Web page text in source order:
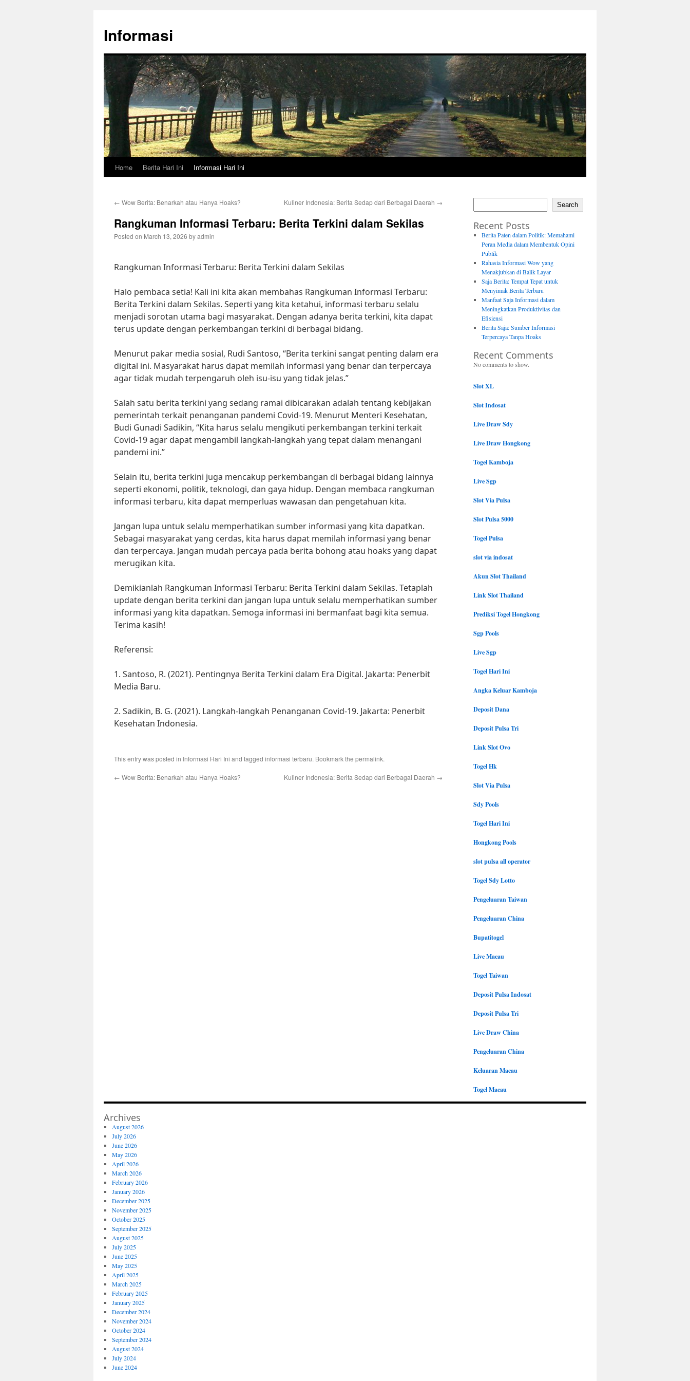
content
Informasi
Home Berita Hari Ini Informasi Hari Ini
← Wow Berita: Benarkah atau Hanya Hoaks? Kuliner Indonesia: Berita Sedap dari Berbagai Daerah →
Rangkuman Informasi Terbaru: Berita Terkini dalam Sekilas
Posted on March 13, 2026 byadmin
Rangkuman Informasi Terbaru: Berita Terkini dalam Sekilas
Halo pembaca setia! Kali ini kita akan membahas Rangkuman Informasi Terbaru:
Berita Terkini dalam Sekilas. Seperti yang kita ketahui, informasi terbaru selalu
menjadi sorotan utama bagi masyarakat. Dengan adanya berita terkini, kita dapat
terus update dengan perkembangan terkini di berbagai bidang.
Menurut pakar media sosial, Rudi Santoso, “Berita terkini sangat penting dalam era
digital ini. Masyarakat harus dapat memilah informasi yang benar dan terpercaya
agar tidak mudah terpengaruh oleh isu-isu yang tidak jelas.”
Salah satu berita terkini yang sedang ramai dibicarakan adalah tentang kebijakan
pemerintah terkait penanganan pandemi Covid-19. Menurut Menteri Kesehatan,
Budi Gunadi Sadikin, “Kita harus selalu mengikuti perkembangan terkini terkait
Covid-19 agar dapat mengambil langkah-langkah yang tepat dalam menangani
pandemi ini.”
Selain itu, berita terkini juga mencakup perkembangan di berbagai bidang lainnya
seperti ekonomi, politik, teknologi, dan gaya hidup. Dengan membaca rangkuman
informasi terbaru, kita dapat memperluas wawasan dan pengetahuan kita.
Jangan lupa untuk selalu memperhatikan sumber informasi yang kita dapatkan.
Sebagai masyarakat yang cerdas, kita harus dapat memilah informasi yang benar
dan terpercaya. Jangan mudah percaya pada berita bohong atau hoaks yang dapat
merugikan kita.
Demikianlah Rangkuman Informasi Terbaru: Berita Terkini dalam Sekilas. Tetaplah
update dengan berita terkini dan jangan lupa untuk selalu memperhatikan sumber
informasi yang kita dapatkan. Semoga informasi ini bermanfaat bagi kita semua.
Terima kasih!
Referensi:
1. Santoso, R. (2021). Pentingnya Berita Terkini dalam Era Digital. Jakarta: Penerbit
Media Baru.
2. Sadikin, B. G. (2021). Langkah-langkah Penanganan Covid-19. Jakarta: Penerbit
Kesehatan Indonesia.
This entry was posted in Informasi Hari Ini and tagged informasi terbaru. Bookmark the permalink.
← Wow Berita: Benarkah atau Hanya Hoaks? Kuliner Indonesia: Berita Sedap dari Berbagai Daerah →
Search
Recent Posts
Berita Paten dalam Politik: Memahami
Peran Media dalam Membentuk Opini
Publik
Rahasia Informasi Wow yang
Menakjubkan di Balik Layar
Saja Berita: Tempat Tepat untuk
Menyimak Berita Terbaru
Manfaat Saja Informasi dalam
Meningkatkan Produktivitas dan
Efisiensi
Berita Saja: Sumber Informasi
Terpercaya Tanpa Hoaks
Recent Comments
No comments to show.
Slot XL
Slot Indosat
Live Draw Sdy
Live Draw Hongkong
Togel Kamboja
Live Sgp
Slot Via Pulsa
Slot Pulsa 5000
Togel Pulsa
slot via indosat
Akun Slot Thailand
Link Slot Thailand
Prediksi Togel Hongkong
Sgp Pools
Live Sgp
Togel Hari Ini
Angka Keluar Kamboja
Deposit Dana
Deposit Pulsa Tri
Link Slot Ovo
Togel Hk
Slot Via Pulsa
Sdy Pools
Togel Hari Ini
Hongkong Pools
slot pulsa all operator
Togel Sdy Lotto
Pengeluaran Taiwan
Pengeluaran China
Bupatitogel
Live Macau
Togel Taiwan
Deposit Pulsa Indosat
Deposit Pulsa Tri
Live Draw China
Pengeluaran China
Keluaran Macau
Togel Macau
Archives
August 2026
July 2026
June 2026
May 2026
April 2026
March 2026
February 2026
January 2026
December 2025
November 2025
October 2025
September 2025
August 2025
July 2025
June 2025
May 2025
April 2025
March 2025
February 2025
January 2025
December 2024
November 2024
October 2024
September 2024
August 2024
July 2024
June 2024